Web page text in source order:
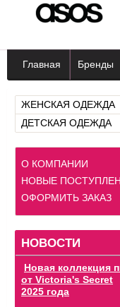
Главная Бренды
ЖЕНСКАЯ ОДЕЖДА
ДЕТСКАЯ ОДЕЖДА
О КОМПАНИИ
НОВЫЕ
ОФОРМИТЬ ЗАКАЗ
НОВОСТИ
Новая коллекция
от Victoria's Secret
2025 года